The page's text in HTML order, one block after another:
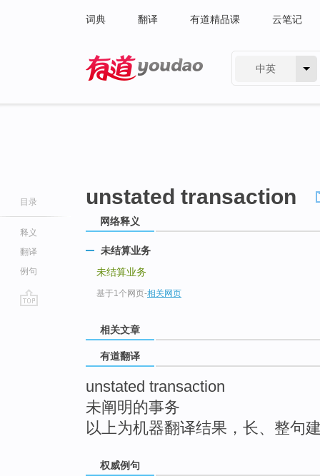
词典 翻译 有道精品课 云笔记
中英
目录
释义
翻译
例句
unstated transaction
网络释义
未结算业务
未结算业务
基于1个网页-相关网页
相关文章
有道翻译
unstated transaction
未阐明的事务
以上为机器翻译结果，长、整句
权威例句